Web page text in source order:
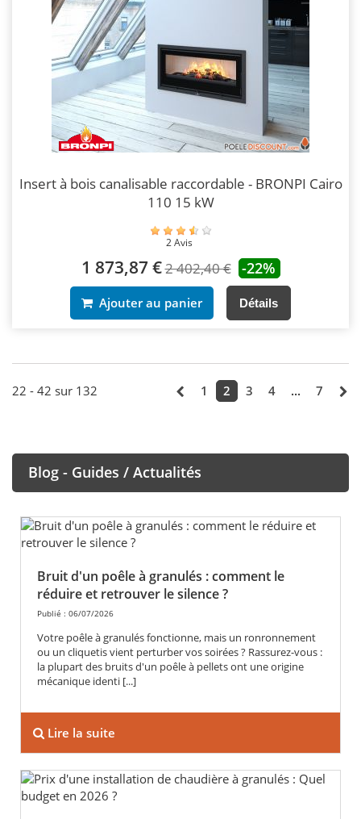
Insert à bois canalisable raccordable - BRONPI Cairo
110 15 kW
2 Avis
1 873,87 €2 402,40 € -22%
Ajouter au panier Détails
1 2 3 4 ... 7
22 - 42 sur 132
Blog - Guides / Actualités
Bruit d'un poêle à granulés : comment le
réduire et retrouver le silence ?
Publié : 06/07/2026
Votre poêle à granulés fonctionne, mais un ronronnement
ou un cliquetis vient perturber vos soirées ? Rassurez-vous :
la plupart des bruits d'un poêle à pellets ont une origine
mécanique identi [...]
Lire la suite